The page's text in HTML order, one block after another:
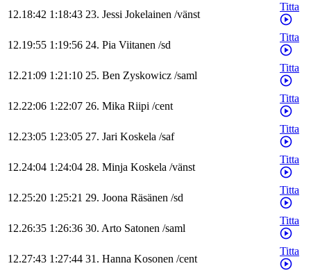
12.18:42 1:18:43 23. Jessi Jokelainen /vänst
Titta
12.19:55 1:19:56 24. Pia Viitanen /sd
Titta
12.21:09 1:21:10 25. Ben Zyskowicz /saml
Titta
12.22:06 1:22:07 26. Mika Riipi /cent
Titta
12.23:05 1:23:05 27. Jari Koskela /saf
Titta
12.24:04 1:24:04 28. Minja Koskela /vänst
Titta
12.25:20 1:25:21 29. Joona Räsänen /sd
Titta
12.26:35 1:26:36 30. Arto Satonen /saml
Titta
12.27:43 1:27:44 31. Hanna Kosonen /cent
Titta